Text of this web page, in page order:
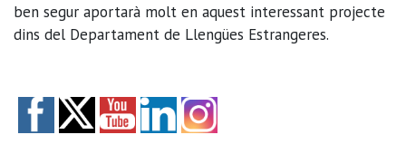
ben segur aportarà molt en aquest interessant projecte
dins del Departament de Llengües Estrangeres.